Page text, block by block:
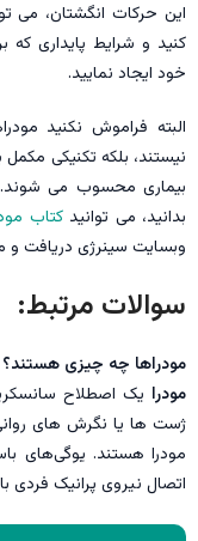
این حرکات انگشتان، می
کنید و شرایط پایداری
خود ایجاد نمایید.
البته فراموش نکنید
نیستند، بلکه تکنیکی
بیماری محسوب می شوند.
بدانید، می توانیدکتاب
وبسایت سینرژی دریافت و
سوالات مرتبط:
مودراها چه چیزی هستند؟
مودرا یک اصطلاح
ژست ها یا نگرش های
مودرا هستند. یوگی‌های
اتصال نیروی پرانیک فردی